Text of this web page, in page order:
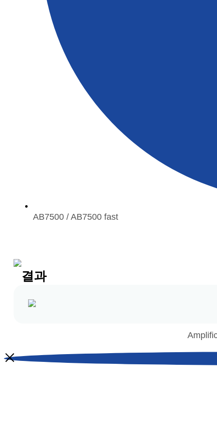
AB7500 / AB7500 fast
결과